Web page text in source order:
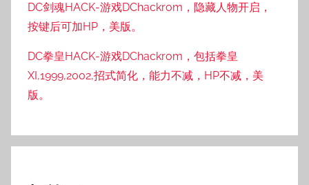
DC剑魂HACK-游戏DChackrom，隐藏人物开启，
按键后可加HP，美版。
DC拳皇HACK-游戏DChackrom，包括拳皇
XI,1999,2002,招式简化，能力不减，HP不减，美
版。